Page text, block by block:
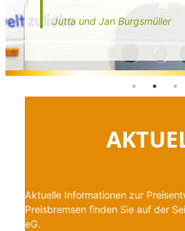
Jutta und Jan Burgsmüller
Aktuelle Informationen zur
Preisbremsen finden Sie auf der
eG.